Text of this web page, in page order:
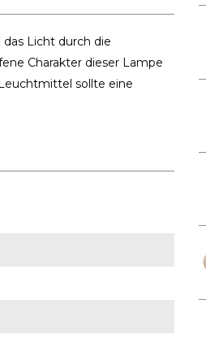
Licht durch die
Charakter dieser Lampe
sollte eine